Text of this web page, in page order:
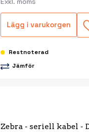
Lägg i varukorgen
Restnoterad
Jämför
Zebra - seriell kabel -